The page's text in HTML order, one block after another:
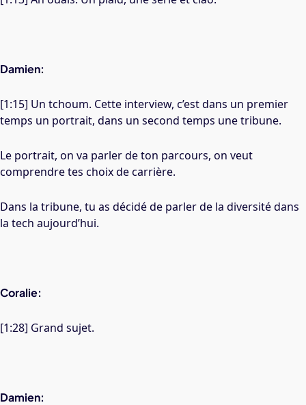
Damien:
[1:15] Un tchoum. Cette interview, c’est dans un premier
temps un portrait, dans un second temps une tribune.
Le portrait, on va parler de ton parcours, on veut
comprendre tes choix de carrière.
Dans la tribune, tu as décidé de parler de la diversité dans
la tech aujourd’hui.
Coralie:
[1:28] Grand sujet.
Damien: